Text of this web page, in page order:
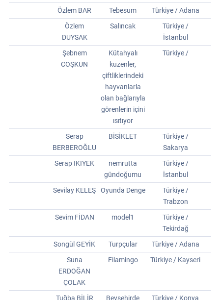
Özlem BAR Tebesum
Türkiye / Adana
Özlem
DUYSAK
Salıncak
Türkiye /
İstanbul
Şebnem
COŞKUN
Kütahyalı
kuzenler,
çiftliklerindeki
hayvanlarla
olan bağlarıyla
görenlerin içini
ısıtıyor
Türkiye /
Serap
BERBEROĞLU
BİSİKLET
Türkiye /
Sakarya
Serap IKIYEK
nemrutta
gündoğumu
Türkiye /
İstanbul
Sevilay KELEŞ
Oyunda Denge
Türkiye /
Trabzon
Sevim FİDAN
model1
Türkiye /
Tekirdağ
Songül GEYİK
Turpçular
Türkiye / Adana
Suna
ERDOĞAN
ÇOLAK
Filamingo Türkiye / Kayseri
Tuğba BİLİR
Beyşehirde
Türkiye / Konya